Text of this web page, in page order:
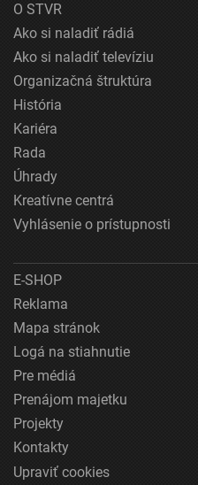
O STVR
Ako si naladiť rádiá
Ako si naladiť televíziu
Organizačná štruktúra
História
Kariéra
Rada
Úhrady
Kreatívne centrá
Vyhlásenie o prístupnosti
E-SHOP
Reklama
Mapa stránok
Logá na stiahnutie
Pre médiá
Prenájom majetku
Projekty
Kontakty
Upraviť cookies